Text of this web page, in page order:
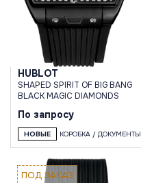
HUBLOT
SHAPED SPIRIT OF BIG BANG
BLACK MAGIC DIAMONDS
По запросу
НОВЫЕ КОРОБКА / ДОКУМЕНТЫ
ПОД ЗАКАЗ